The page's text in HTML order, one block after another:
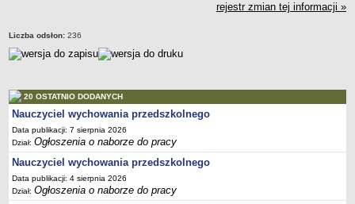
2019
2020
2022
2023
2024
2025
OGŁOSZENIA
DEKLARACJA DOSTĘPNOŚCI
rejestr zmian tej informacji »
Liczba odsłon: 236
20 OSTATNIO DODANYCH
Nauczyciel wychowania przedszkolnego
Data publikacji: 7 sierpnia 2026
Dział:Ogłoszenia o naborze do pracy
Nauczyciel wychowania przedszkolnego
Data publikacji: 4 sierpnia 2026
Dział:Ogłoszenia o naborze do pracy